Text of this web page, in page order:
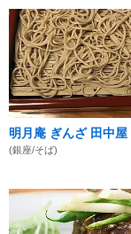
明月庵 ぎんざ 田中
(銀座/そば)